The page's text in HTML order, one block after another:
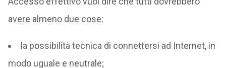
avere almeno due cose:
la possibilità tecnica di connettersi ad Internet, in
modo uguale e neutrale;